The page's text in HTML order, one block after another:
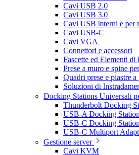
Cavi USB 2.0
Cavi USB 3.0
Cavi USB interni e per
Cavi USB-C
Cavi VGA
Connettori e accessori
Fascette ed Elementi di
Prese a muro e spine
Quadri prese e piastre a
Soluzioni di
Docking Stations Universali
Thunderbolt Docking
USB-A Docking
USB-C Docking
USB-C Multiport
Gestione server
Cavi KVM